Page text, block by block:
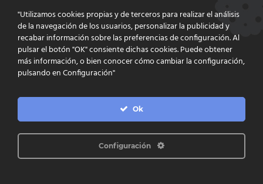
POLÍTICA DE COOKIES
CONTACTE
PROGRAMACIÓ INFOACTIVA'T
"Utilizamos cookies propias y de terceros para realizar el análisis
de la navegación de los usuarios, personalizar la publicidad y
recabar información sobre las preferencias de configuración. Al
pulsar el botón "OK" consiente dichas cookies. Puede obtener
más información, o bien conocer cómo cambiar la configuración,
pulsando en Configuración"
Ok
Configuración